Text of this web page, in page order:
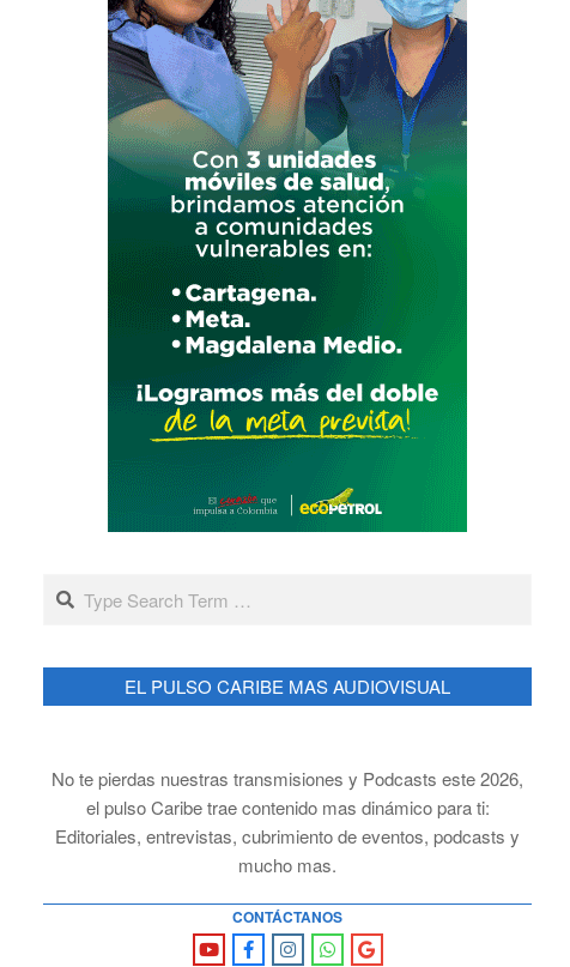
Search
EL PULSO CARIBE MAS AUDIOVISUAL
No te pierdas nuestras transmisiones y Podcasts este 2026,
el pulso Caribe trae contenido mas dinámico para ti:
Editoriales, entrevistas, cubrimiento de eventos, podcasts y
mucho mas.
CONTÁCTANOS